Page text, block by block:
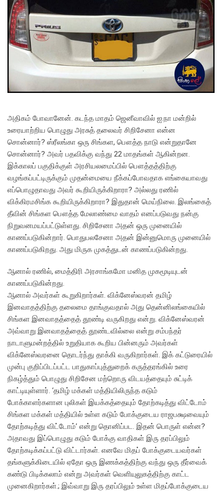
அதிகம் போவானேன். கடந்த மாதம் ஜெனீவாவில் ஐ.நா மன்றில்
உரையாற்றிய பொழுது அரசுத் தலைவர் சிறிசேனா என்ன
சொன்னார்? ஸ்ரீலங்கா ஒரு சிங்கள, பௌத்த நாடு என்றுதானே
சொன்னார்? அவர் பதவிக்கு வந்து 22 மாதங்கள் ஆகின்றன.
இக்காலப் பகுதிக்குள் அரசியலமைப்பில் பௌத்தத்திற்கு
வழங்கப்பட்டிருக்கும் முதன்மையை நீக்கப்போவதாக எங்கையாவது
எப்பொழுதாவது அவர் கூறியிருக்கிறாரா? அல்லது ரணில்
விக்கிரமசிங்க கூறியிருக்கிறாரா? இதுதான் மெய்நிலை. இலங்கைத்
தீவின் சிங்கள பௌத்த மேலாண்மை வாதம் எனப்படுவது நன்கு
நிறுவனமயப்பட்டுள்ளது. சிறிசேனா அதன் ஒரு முனையில்
காணப்படுகின்றார். பொதுபலசேனா அதன் இன்னுமொரு முனையில்
காணப்படுகிறது. அது மிருக முகத்துடன் காணப்படுகின்றது.
ஆனால் ரணில், மைத்திரி அரசாங்கமோ மனித முகமூடியுடன்
காணப்படுகின்றது.
ஆனால் அவர்கள் கூறுகிறார்கள். விக்னேஸ்வரன் தமிழ்
இனவாதத்திற்கு தலைமை தாங்குவதால் அது தென்னிலங்கையில்
சிங்கள இனவாதத்தைத் தூண்டி வருகிறது என்று. விக்னேஸ்வரன்
அவ்வாறு இனவாதத்தைத் தூண்டவில்லை என்று சம்பந்தர்
நாடாளுமன்றத்தில் உறுதியாக கூறிய பின்னரும் அவர்கள்
விக்னேஸ்வரனை தொடர்ந்து தாக்கி வருகிறார்கள். இக் கட்டுரையில்
முன்பு குறிப்பிடப்பட்ட பாதுகாப்புத்துறைக் கருத்தரங்கில் உரை
நிகழ்த்தும் பொழுது சிறிசேன மற்றொரு விடயத்தையும் சுட்டிக்
காட்டியுள்ளார். ‘தமிழ் மக்கள் மத்தியிலிருந்த கடும்
போக்காளர்களான புலிகள் இயக்கத்தையும் தோற்கடித்து விட்டோம்
சிங்கள மக்கள் மத்தியில் உள்ள கடும் போக்குடைய ராஜபக்ஷவையும்
தோற்கடித்து விட்டோம்’ என்று தொனிப்பட. இதன் பொருள் என்ன?
அதாவது இப்பொழுது கடும் போக்கு வாதிகள் இரு தரப்பிலும்
தோற்கடிக்கப்பட்டு விட்டார்கள். எனவே மிதப் போக்குடையவர்கள்
தங்களுக்கிடையில் ஏதோ ஒரு இணக்கத்திற்கு வந்து ஒரு தீர்வைக்
கண்டு பிடிக்கலாம் என்று அவர்கள் வெளியுலுகத்திற்கு காட்ட
முனைகிறார்கள்.; இவ்வாறு இரு தரப்பிலும் உள்ள மிதப்போக்குடைய